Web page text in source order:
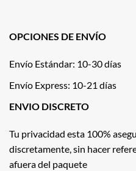
OPCIONES DE ENVÍO
Envío Estándar: 10-30 días
Envío Express: 10-21 días
ENVIO DISCRETO
Tu privacidad esta 100%
discretamente, sin hacer
afuera del paquete